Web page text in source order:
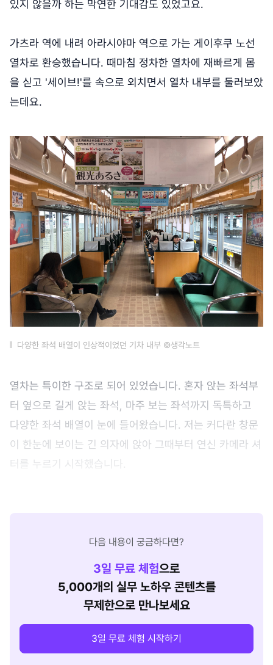
있지 않을까 하는 막연한 기대감도 있었고요.
가츠라 역에 내려 아라시야마 역으로 가는 게이후쿠 노선
열차로 환승했습니다. 때마침 정차한 열차에 재빠르게 몸
을 싣고 '세이브!'를 속으로 외치면서 열차 내부를 둘러보았
는데요.
다양한 좌석 배열이 인상적이었던 기차 내부 ©생각노트
열차는 특이한 구조로 되어 있었습니다. 혼자 앉는 좌석부
터 옆으로 길게 앉는 좌석, 마주 보는 좌석까지 독특하고
다양한 좌석 배열이 눈에 들어왔습니다. 저는 커다란 창문
이 한눈에 보이는 긴 의자에 앉아 그때부터 연신 카메라 셔
터를 누르기 시작했습니다.
다음 내용이 궁금하다면?
3일 무료 체험으로
5,000개의 실무 노하우 콘텐츠를
무제한으로 만나보세요
3일 무료 체험 시작하기